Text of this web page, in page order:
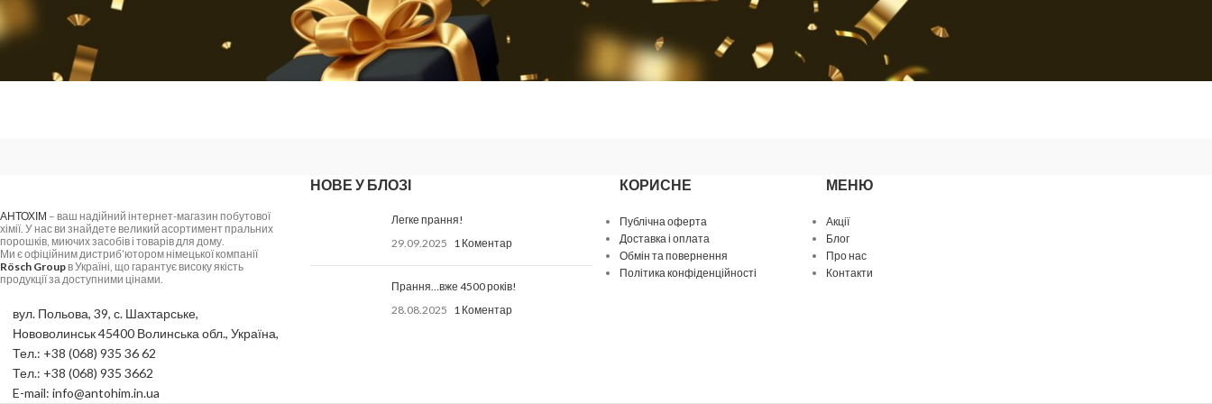
АНТОХІМ – ваш надійний інтернет-магазин побутової
хімії. У нас ви знайдете великий асортимент пральних
порошків, миючих засобів і товарів для дому.
Ми є офіційним дистриб’ютором німецької компанії
Rösch Groupв Україні, що гарантує високу якість
продукції за доступними цінами.
вул. Польова, 39, с. Шахтарське,
Нововолинськ 45400 Волинська обл., Україна,
Тел.: +38 (068) 935 36 62
Тел.: +38 (068) 935 3662
E-mail: info@antohim.in.ua
НОВЕ У БЛОЗІ
Легке прання!
29.09.2025 1 Коментар
Прання…вже 4500 років!
28.08.2025 1 Коментар
КОРИСНЕ
Публічна оферта
Доставка і оплата
Обмін та повернення
Політика конфіденційності
МЕНЮ
Акції
Блог
Про нас
Контакти